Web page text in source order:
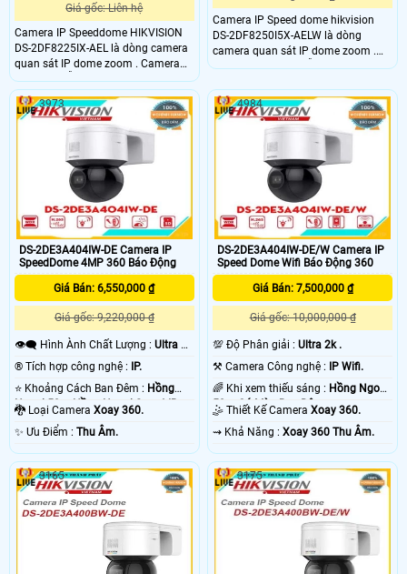
Giá gốc: Liên hệ
Camera IP Speeddome HIKVISION
DS-2DF8225IX-AEL là dòng camera
quan sát IP dome zoom . Camera
quan sát hỗ trợ độ phân giải
2.01920 × 1080 60/50fps. Ống kính
2
Camera IP Speed dome hikvision
DS-2DF8250I5X-AELW là dòng
camera quan sát IP dome zoom .
Camera quan sát hỗ trợ độ phân
kính 2
DS-2DE3A404IW-DE Camera IP
SpeedDome 4MP 360 Báo Động
Giá Bán: 6,550,000 ₫
Giá gốc: 9,220,000 ₫
👁️‍🗨 Hình Ành Chất Lượng : Ultra 2k
.
®️ Tích hợp công nghệ : IP.
⭐ Khoảng Cách Ban Đêm : Hồng
Ngoại 50m Hồng Ngoại Smart IR.
🐉️ Loại Camera Xoay 360.
️✨ Ưu Điểm : Thu Âm.
3973
DS-2DE3A404IW-DE/W Camera IP
Speed Dome Wifi Báo Động 360
Giá Bán: 7,500,000 ₫
Giá gốc: 10,000,000 ₫
💯 Độ Phân giải :Ultra 2k .
⚒ Camera Công nghệ : IP Wifi.
🌈 Khi xem thiếu sáng : Hồng Ngoại
50m Có Màu Ban Đêm.
🤹 Thiết Kế CameraXoay 360.
️⇝ Khả Năng :Xoay 360 Thu Âm.
4984
3165 3175